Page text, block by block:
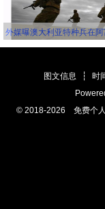
外媒曝澳大利亚特种兵在阿
图文信息 ┆ 时
© 2018-2026 免费个